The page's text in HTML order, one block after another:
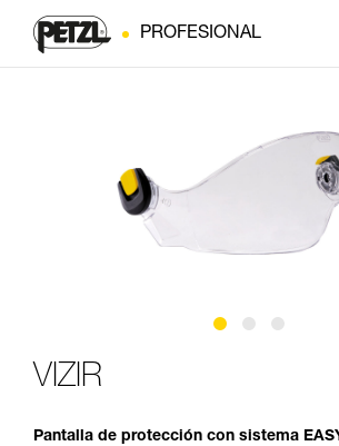
PROFESIONAL
VIZIR
Pantalla de protección con sistema